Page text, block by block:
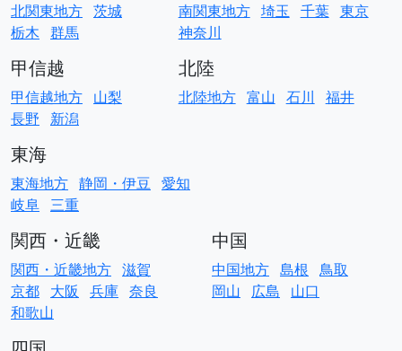
北関東地方 茨城
栃木 群馬
南関東地方 埼玉 千葉 東京
神奈川
甲信越
甲信越地方 山梨
長野
新潟
北陸
北陸地方 富山 石川 福井
東海
東海地方 静岡・伊豆 愛知
岐阜 三重
関西・近畿
関西・近畿地方 滋賀
京都 大阪 兵庫 奈良
和歌山
中国
中国地方 島根 鳥取
岡山
広島 山口